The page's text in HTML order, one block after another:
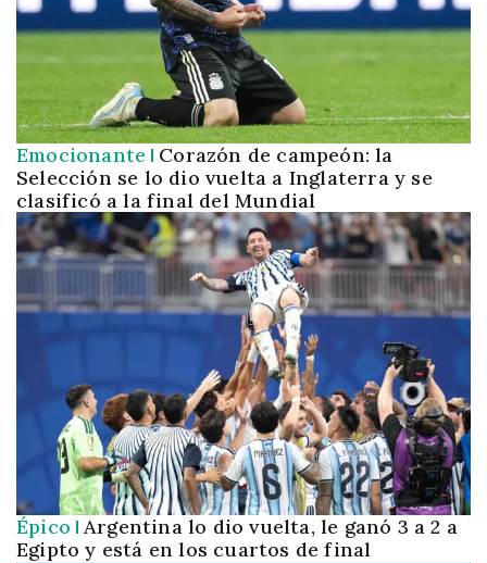
Emocionante
Corazón de campeón: la
Selección se lo dio vuelta a Inglaterra y se
clasificó a la final del Mundial
Épico Argentina lo dio vuelta, le ganó 3 a 2 a
Egipto y está en los cuartos de final